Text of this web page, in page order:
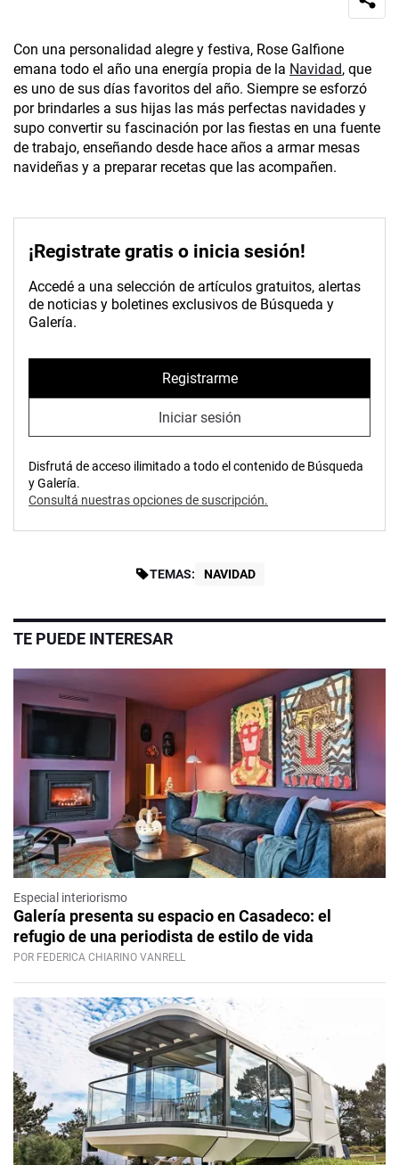
Con una personalidad alegre y festiva, Rose Galfione
emana todo el año una energía propia de la Navidad, que
es uno de sus días favoritos del año. Siempre se esforzó
por brindarles a sus hijas las más perfectas navidades y
supo convertir su fascinación por las fiestas en una fuente
de trabajo, enseñando desde hace años a armar mesas
navideñas y a preparar recetas que las acompañen.
¡Registrate gratis o inicia sesión!
Accedé a una selección de artículos gratuitos, alertas
de noticias y boletines exclusivos de Búsqueda y
Galería.
Registrarme
Iniciar sesión
Disfrutá de acceso ilimitado a todo el contenido de Búsqueda
y Galería.
Consultá nuestras opciones de suscripción.
TEMAS: NAVIDAD
TE PUEDE INTERESAR
Especial interiorismo
Galería presenta su espacio en Casadeco: el
refugio de una periodista de estilo de vida
POR FEDERICA CHIARINO VANRELL